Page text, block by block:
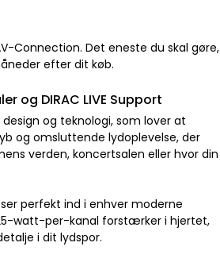
Connection. Det eneste du skal gøre,
efter dit køb.
og DIRAC LIVE Support
og teknologi, som lover at
og omsluttende lydoplevelse, der
verden, koncertsalen eller hvor din
perfekt ind i enhver moderne
watt-per-kanal forstærker i hjertet,
i dit lydspor.